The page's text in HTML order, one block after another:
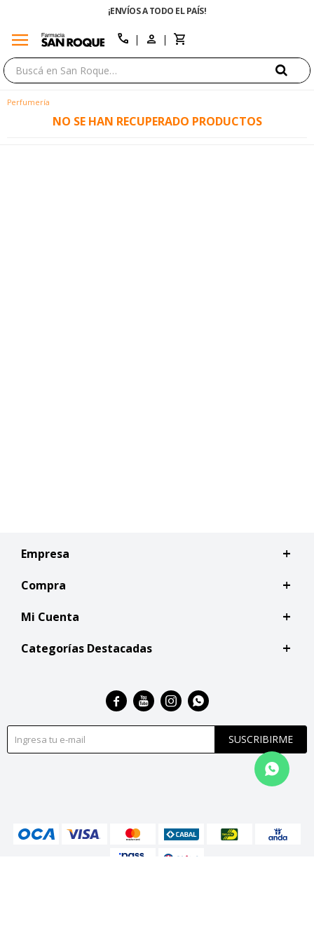
¡ENVÍOS A TODO EL PAÍS!
menu call
Perfumería
NO SE HAN RECUPERADO PRODUCTOS
Empresa
Compra
Mi Cuenta
Categorías Destacadas
SUSCRIBIRME
   
close